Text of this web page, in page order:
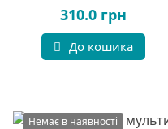
310.0 грн
До кошика
Немає в наявності